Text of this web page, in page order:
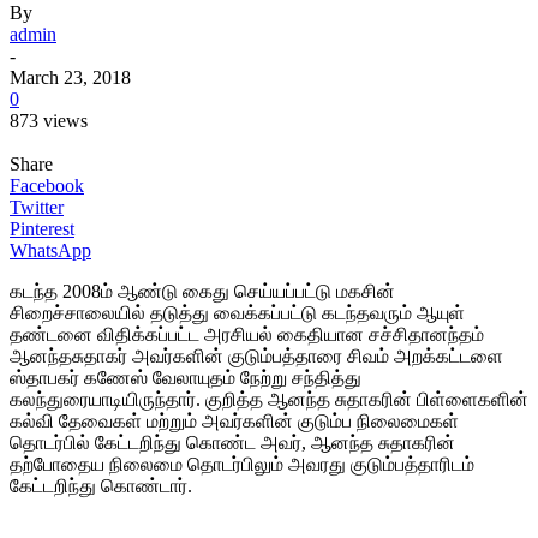
By
admin
-
March 23, 2018
0
873 views
Share
Facebook
Twitter
Pinterest
WhatsApp
கடந்த 2008ம் ஆண்டு கைது செய்யப்பட்டு மகசின்
சிறைச்சாலையில் தடுத்து வைக்கப்பட்டு கடந்தவரும் ஆயுள்
தண்டனை விதிக்கப்பட்ட அரசியல் கைதியான சச்சிதானந்தம்
ஆனந்தசுதாகர் அவர்களின் குடும்பத்தாரை சிவம் அறக்கட்டளை
ஸ்தாபகர் கணேஸ் வேலாயுதம் நேற்று சந்தித்து
கலந்துரையாடியிருந்தார். குறித்த ஆனந்த சுதாகரின் பிள்ளைகளின்
கல்வி தேவைகள் மற்றும் அவர்களின் குடும்ப நிலைமைகள்
தொடர்பில் கேட்டறிந்து கொண்ட அவர், ஆனந்த சுதாகரின்
தற்போதைய நிலைமை தொடர்பிலும் அவரது குடும்பத்தாரிடம்
கேட்டறிந்து கொண்டார்.